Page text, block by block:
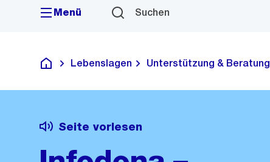
Menü Suchen
Deutsch
Lebenslagen Unterstützung & Beratung
Seite vorlesen